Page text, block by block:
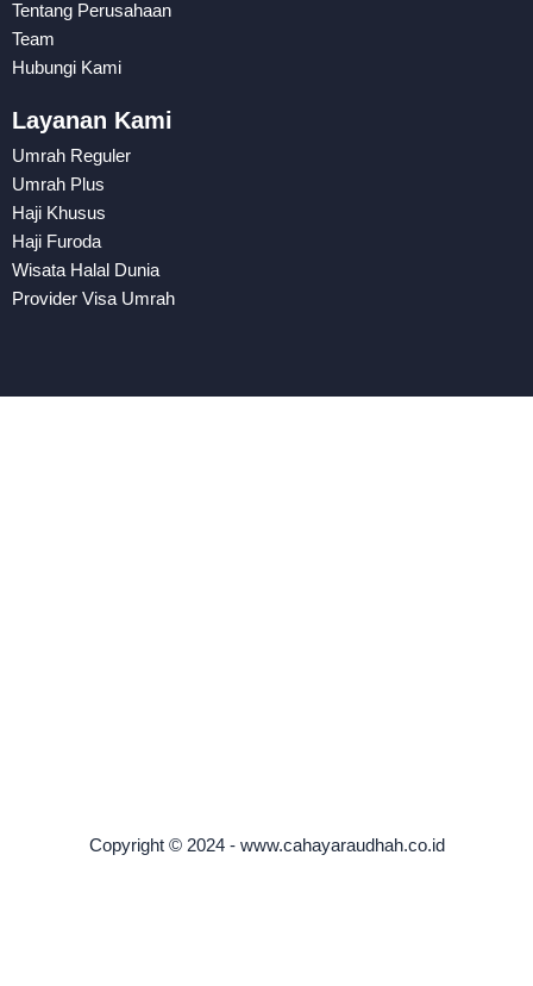
Tentang Perusahaan
Team
Hubungi Kami
Layanan Kami
Umrah Reguler
Umrah Plus
Haji Khusus
Haji Furoda
Wisata Halal Dunia
Provider Visa Umrah
Copyright © 2024 - www.cahayaraudhah.co.id